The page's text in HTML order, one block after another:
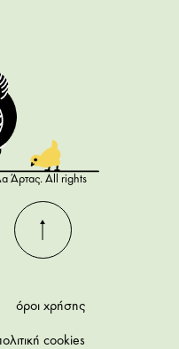
Άρτας. All rights
όροι χρήσης
cookies